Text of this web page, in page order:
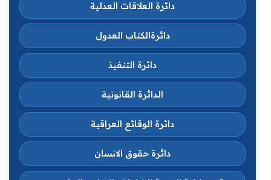
دائرة العلاقات العدلية
دائرةالكتاب العدول
دائرة التنفيذ
الدائرة القانونية
دائرة الوقائع العراقية
دائرة حقوق الانسان